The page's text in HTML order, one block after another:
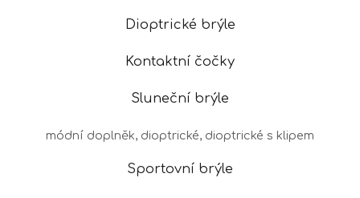
Dioptrické brýle
Kontaktní čočky
Sluneční brýle
módní doplněk, dioptrické, dioptrické s klipem
Sportovní brýle